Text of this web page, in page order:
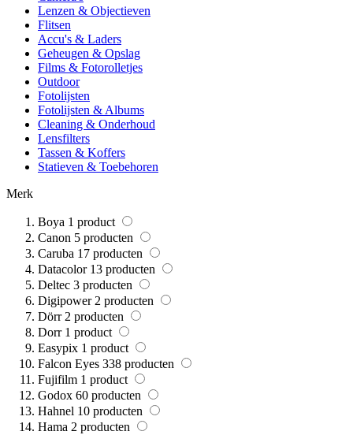
Lenzen & Objectieven
Flitsen
Accu's & Laders
Geheugen & Opslag
Films & Fotorolletjes
Outdoor
Fotolijsten
Fotolijsten & Albums
Cleaning & Onderhoud
Lensfilters
Tassen & Koffers
Statieven & Toebehoren
Merk
Boya 1 product
Canon 5 producten
Caruba 17 producten
Datacolor 13 producten
Deltec 3 producten
Digipower 2 producten
Dörr 2 producten
Dorr 1 product
Easypix 1 product
Falcon Eyes 338 producten
Fujifilm 1 product
Godox 60 producten
Hahnel 10 producten
Hama 2 producten